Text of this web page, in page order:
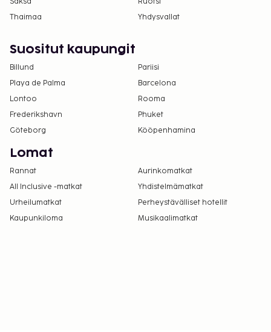
varausvahvistuksessa olevien tietojen avulla.
Kontaktiton sisäänkirjautuminen ja kontaktiton
uloskirjautuminen ovat saatavilla.
Thaimaa
Yhdysvallat
Suositut kaupungit
Billund
Pariisi
Playa de Palma
Barcelona
Lontoo
Rooma
Frederikshavn
Phuket
Göteborg
Kööpenhamina
Lomat
Rannat
Aurinkomatkat
All Inclusive -matkat
Yhdistelmämatkat
Urheilumatkat
Perheystävälliset hotellit
Kaupunkiloma
Musikaalimatkat